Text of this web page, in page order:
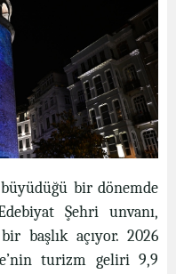
bir dönemde
Şehri unvanı,
başlık açıyor. 2026
turizm geliri 9,9